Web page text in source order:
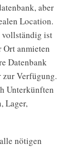
aber
Location.
vollständig ist
anmieten
Datenbank
Verfügung.
Unterkünften
Lager,
nötigen